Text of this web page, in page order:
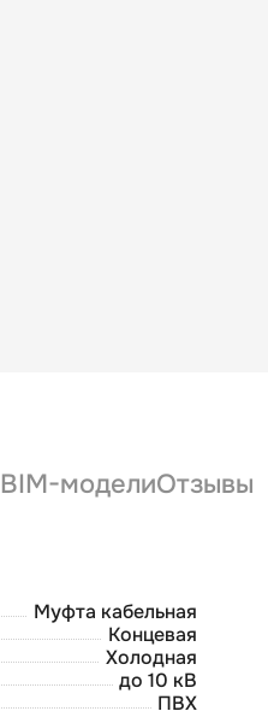
BIM-моделиОтзывы
Муфта кабельная
Концевая
Холодная
до 10 кВ
ПВХ